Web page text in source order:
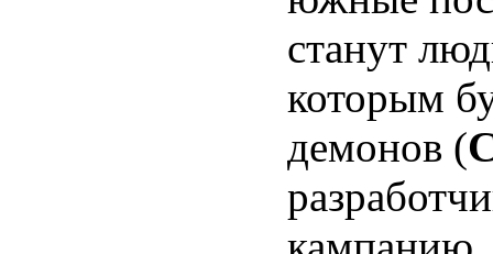
станут
которым
демонов (